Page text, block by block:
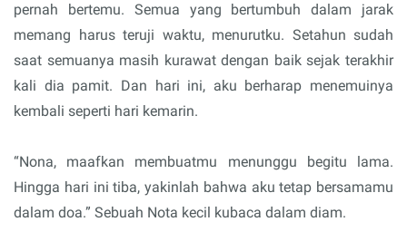
pernah bertemu. Semua yang bertumbuh dalam jarak
memang harus teruji waktu, menurutku. Setahun sudah
saat semuanya masih kurawat dengan baik sejak terakhir
kali dia pamit. Dan hari ini, aku berharap menemuinya
kembali seperti hari kemarin.
“Nona, maafkan membuatmu menunggu begitu lama.
Hingga hari ini tiba, yakinlah bahwa aku tetap bersamamu
dalam doa.” Sebuah Nota kecil kubaca dalam diam.